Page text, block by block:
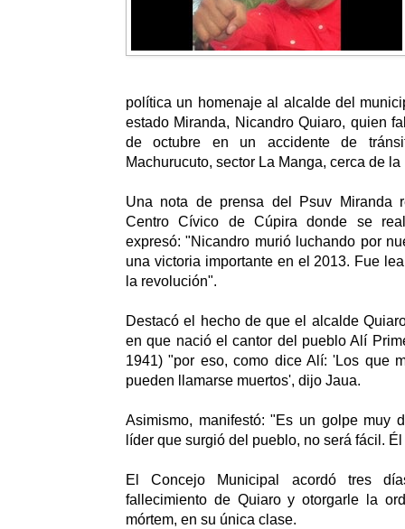
política un homenaje al alcalde del
estado Miranda, Nicandro Quiaro, quien
de octubre en un accidente de
Machurucuto, sector La Manga, cerca de
Una nota de prensa del Psuv Miranda
Centro Cívico de Cúpira donde se
expresó: "Nicandro murió luchando por
una victoria importante en el 2013. Fue
la revolución".
Destacó el hecho de que el alcalde
en que nació el cantor del pueblo Alí
1941) "por eso, como dice Alí: 'Los que
pueden llamarse muertos', dijo Jaua.
Asimismo, manifestó: "Es un golpe muy
líder que surgió del pueblo, no será fácil.
El Concejo Municipal acordó tres
fallecimiento de Quiaro y otorgarle la
mórtem, en su única clase.